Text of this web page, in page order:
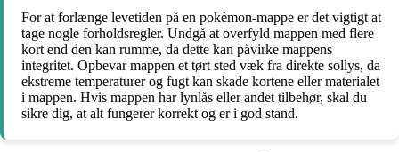
For at forlænge levetiden på en pokémon-mappe er det vigtigt at
tage nogle forholdsregler. Undgå at overfyld mappen med flere
kort end den kan rumme, da dette kan påvirke mappens
integritet. Opbevar mappen et tørt sted væk fra direkte sollys, da
ekstreme temperaturer og fugt kan skade kortene eller materialet
i mappen. Hvis mappen har lynlås eller andet tilbehør, skal du
sikre dig, at alt fungerer korrekt og er i god stand.